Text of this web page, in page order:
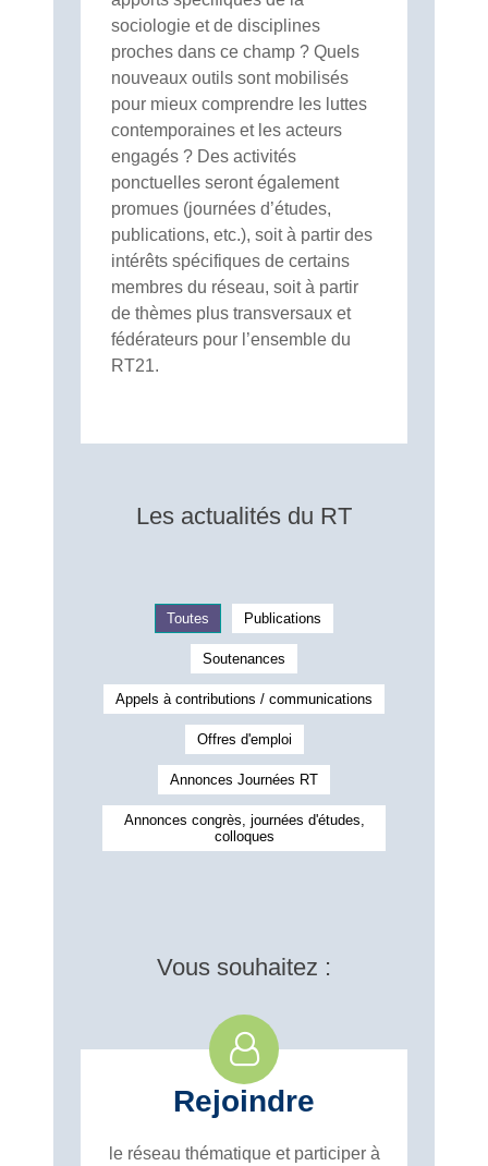
sociologie et de disciplines
proches dans ce champ ? Quels
nouveaux outils sont mobilisés
pour mieux comprendre les luttes
contemporaines et les acteurs
engagés ? Des activités
ponctuelles seront également
promues (journées d’études,
publications, etc.), soit à partir des
intérêts spécifiques de certains
membres du réseau, soit à partir
de thèmes plus transversaux et
fédérateurs pour l’ensemble du
RT21.
Les actualités du RT
Toutes Publications
Soutenances
Appels à contributions / communications
Offres d'emploi
Annonces Journées RT
Annonces congrès, journées d'études,
colloques
Vous souhaitez :
Rejoindre
le réseau thématique et participer à